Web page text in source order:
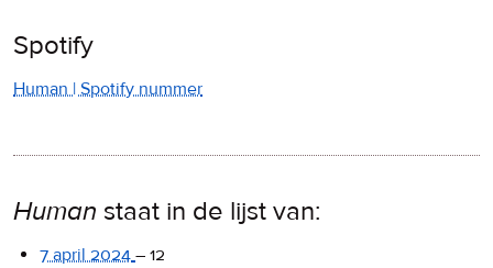
Spotify
Human | Spotify nummer
Human staat in de lijst van:
7 april 2024 – 12